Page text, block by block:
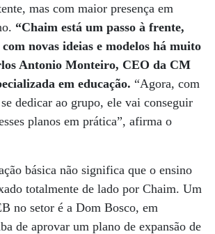
mas com maior presença em
“Chaim está um passo à frente,
novas ideias e modelos há muito
Antonio Monteiro, CEO da CM
em educação. “Agora, com
dedicar ao grupo, ele vai conseguir
planos em prática”, afirma o
básica não significa que o ensino
totalmente de lado por Chaim. Um
no setor é a Dom Bosco, em
de aprovar um plano de expansão de